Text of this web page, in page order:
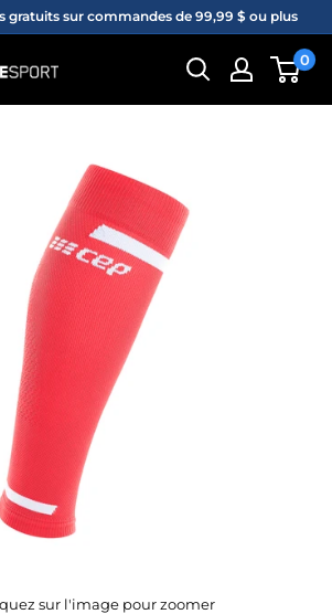
gratuits sur commandes de 99,99 $ ou plus
0
sur l'image pour zoomer